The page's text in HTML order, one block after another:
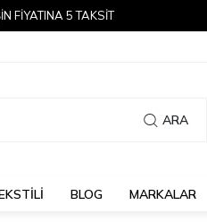
FİYATINA 5 TAKSİT
ARA
BLOG MARKALAR